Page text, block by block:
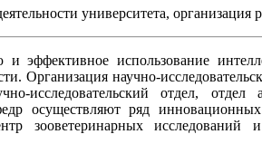
университета, организация
использование
Организация научно-
исследовательский отдел,
осуществляют ряд
зооветеринарных